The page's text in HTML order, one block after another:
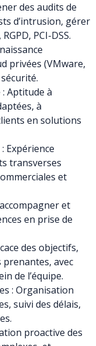
des audits de
d’intrusion, gérer
PCI-DSS.
privées (VMware,
Aptitude à
à
en solutions
Expérience
transverses
et
et
en prise de
des objectifs,
avec
de l’équipe.
: Organisation
suivi des délais,
proactive des